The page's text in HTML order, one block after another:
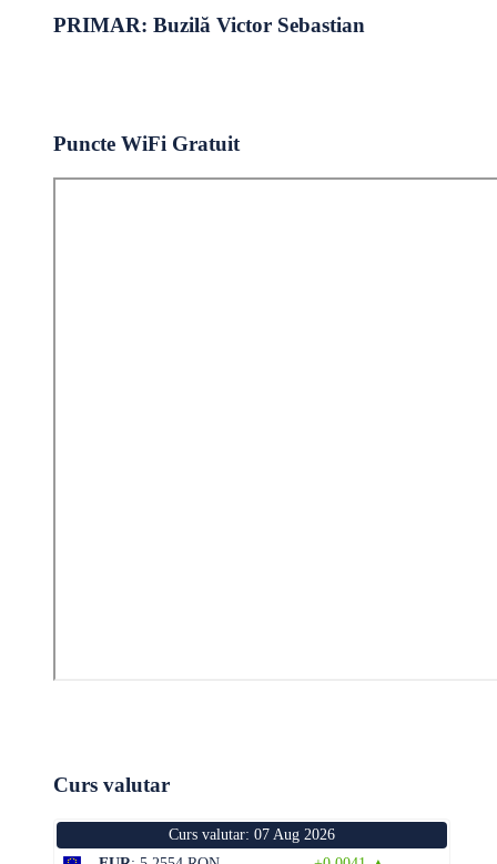
PRIMAR: Buzilă Victor Sebastian
Puncte WiFi Gratuit
Curs valutar
Curs valutar: 07 Aug 2026